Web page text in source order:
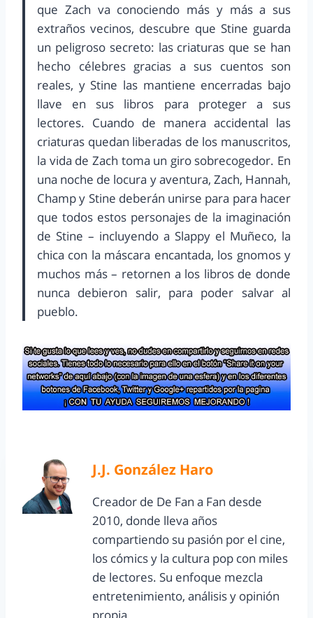
que Zach va conociendo más y más a sus
extraños vecinos, descubre que Stine guarda
un peligroso secreto: las criaturas que se han
hecho célebres gracias a sus cuentos son
reales, y Stine las mantiene encerradas bajo
llave en sus libros para proteger a sus
lectores. Cuando de manera accidental las
criaturas quedan liberadas de los manuscritos,
la vida de Zach toma un giro sobrecogedor. En
una noche de locura y aventura, Zach, Hannah,
Champ y Stine deberán unirse para para hacer
que todos estos personajes de la imaginación
de Stine – incluyendo a Slappy el Muñeco, la
chica con la máscara encantada, los gnomos y
muchos más – retornen a los libros de donde
nunca debieron salir, para poder salvar al
pueblo.
J.J. González Haro
Creador de De Fan a Fan desde
2010, donde lleva años
compartiendo su pasión por el cine,
los cómics y la cultura pop con miles
de lectores. Su enfoque mezcla
entretenimiento, análisis y opinión